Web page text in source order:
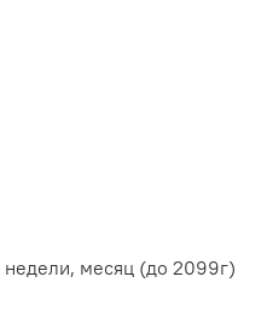
недели, месяц (до 2099г)